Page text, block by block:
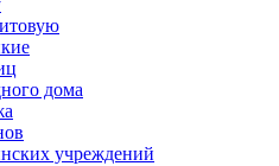
дома
учреждений